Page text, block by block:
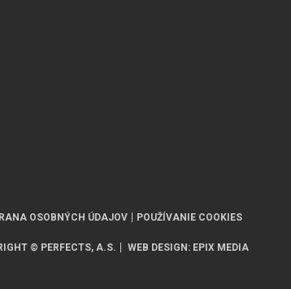
OSOBNÝCH ÚDAJOV POUŽÍVANIE COOKIES
© PERFECTS, A.S. WEB DESIGN : EPIX MEDIA